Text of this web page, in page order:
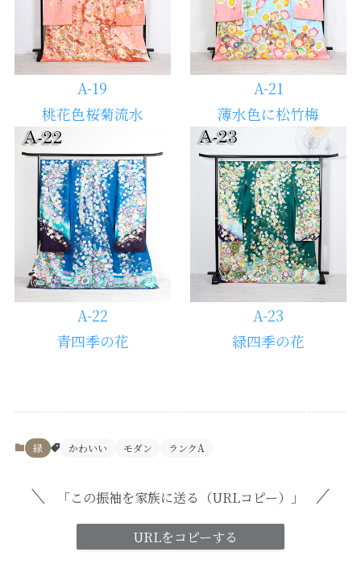
A-19
桃花色桜菊流水
A-21
薄水色に松竹梅
A-22
青四季の花
A-23
緑四季の花
緑 かわいい モダン ランクA
「この振袖を家族に送る（URLコピー）」
URLをコピーする